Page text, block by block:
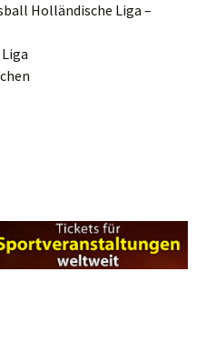
Holländische Liga –